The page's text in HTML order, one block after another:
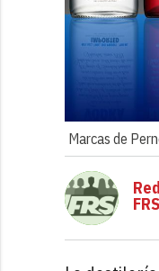
Marcas de
FRS